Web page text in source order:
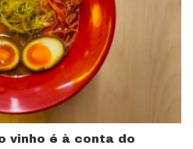
vinho é à conta do